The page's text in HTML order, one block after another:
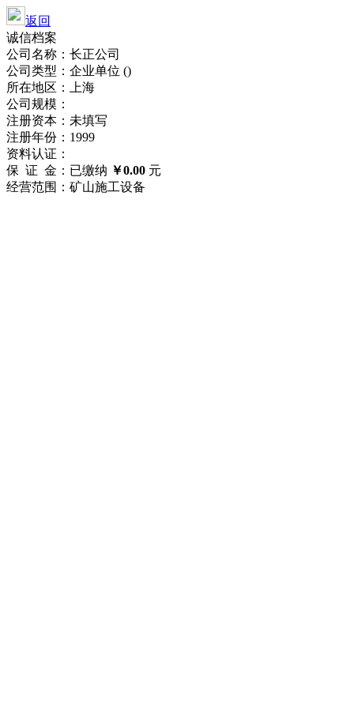
返回
诚信档案
公司名称：长正公司
公司类型：企业单位 ()
所在地区：上海
公司规模：
注册资本：未填写
注册年份：1999
资料认证：
保 证 金：已缴纳 ￥0.00 元
经营范围：矿山施工设备